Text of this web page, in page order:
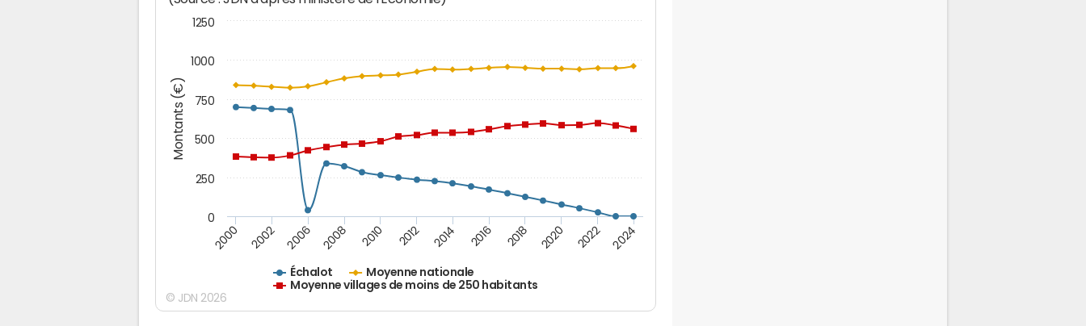
Montants (€)
Échalot
Moyenne nationale
Moyenne villages de moins de 250 habitants
2000 2002 2006 2008 2010 2012 2014 2016 2018 2020 2022 2024
0
250
500
750
1000
1250
© JDN 2026